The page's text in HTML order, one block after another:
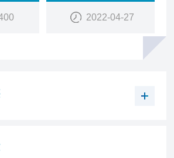
。可燃气体探测器是我公司开发的功
便的气体探测器。可与我公司的气体
2022-04-27